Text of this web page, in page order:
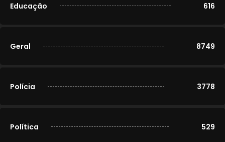
Educação 616
Geral 8749
Polícia 3778
Política 529